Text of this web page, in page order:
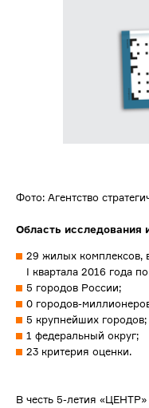
Фото: Агентство
Область исследования
29 жилых комплексов,
I квартала 2016 года
5 городов России;
0 городов-
5 крупнейших городов;
1 федеральный округ;
23 критерия оценки.
В честь 5-летия